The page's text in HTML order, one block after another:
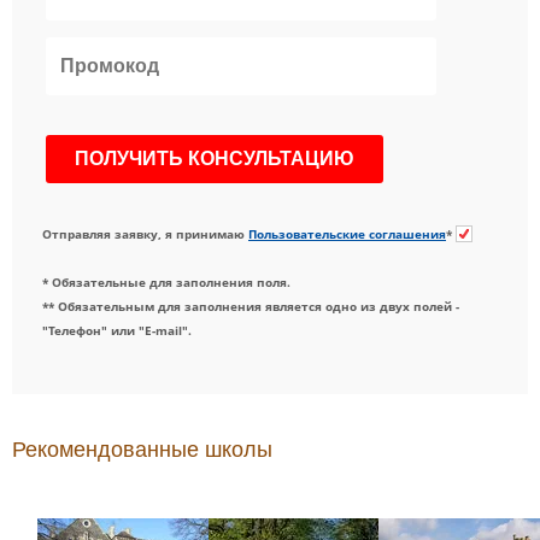
Отправляя заявку, я принимаю Пользовательские соглашения*
* Обязательные для заполнения поля.
** Обязательным для заполнения является одно из двух полей -
"Телефон" или "E-mail".
Рекомендованные школы